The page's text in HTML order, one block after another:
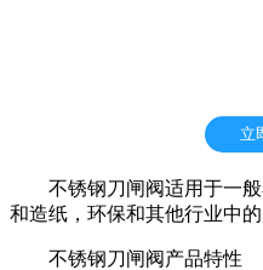
立
不锈钢刀闸阀适用于一
和造纸，环保和其他行业中
不锈钢刀闸阀产品特性